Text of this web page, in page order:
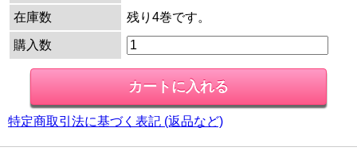
在庫数
残り4巻です。
購入数
特定商取引法に基づく表記 (返品など)